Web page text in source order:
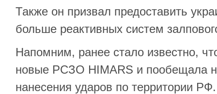
Также он призвал предоставить
больше реактивных систем
Напомним, ранее стало известно,
новые РСЗО HIMARS и пообещала
нанесения ударов по территории РФ.